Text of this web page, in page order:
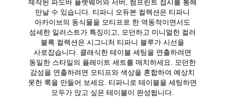
만날 수 있습니다. 티파니 오듀본 컬렉션은 티파니
아카이브의 동식물을 모티프로 한 역동적이면서도
섬세한 일러스트가 특징이고, 모던하고 미니멀한 컬러
블록 컬렉션은 시그니처 티파니 블루가 시선을
사로잡습니다. 클래식한 테이블 세팅을 연출하려면
동일한 스타일의 플레이트 세트를 매치하세요. 모던한
감성을 연출하려면 모티프와 색상을 혼합하여 예상치
못한 룩을 만들어 보세요. 티파니로 테이블을 세팅하면
모두가 앉고 싶은 테이블이 완성됩니다.